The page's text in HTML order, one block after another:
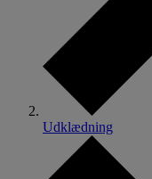
Udklædning